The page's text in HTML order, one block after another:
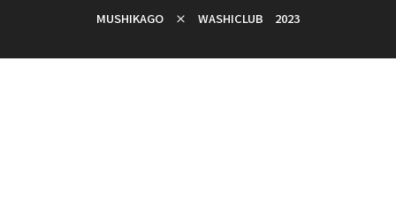
MUSHIKAGO × WASHICLUB 2023